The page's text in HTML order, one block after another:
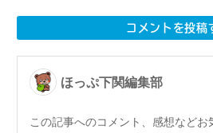
コメントを投稿
ほっぷ下関編集部
この記事へのコメント、感想など